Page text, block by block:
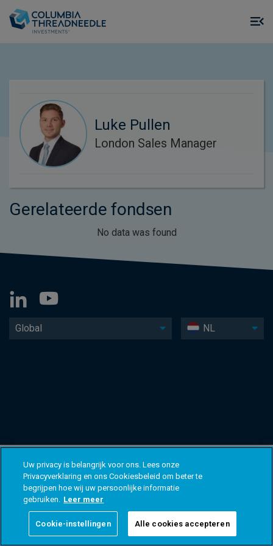
Luke Pullen
London Sales Manager
Gerelateerde fondsen
No data was found
Global NL
Uw privacy is belangrijk voor ons. Lees onze
Privacyverklaring en ons Cookiesbeleid om beter te
begrijpen hoe wij uw persoonlijke informatie
gebruiken. Leer meer
Cookie-instellingen Alle cookies accepteren